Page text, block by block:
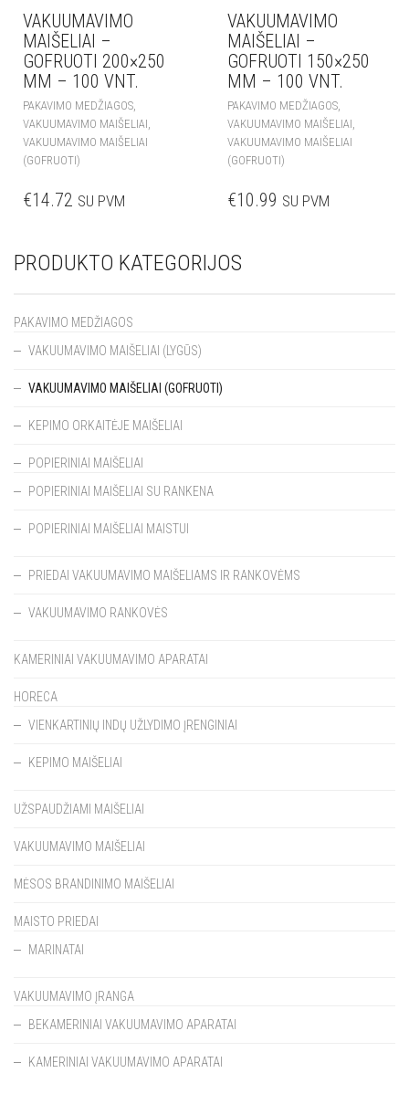
VAKUUMAVIMO
MAIŠELIAI –
GOFRUOTI 200×250
MM – 100 VNT.
PAKAVIMO MEDŽIAGOS
VAKUUMAVIMO MAIŠELIAI
VAKUUMAVIMO MAIŠELIAI
(GOFRUOTI)
€14.72 SU PVM
VAKUUMAVIMO
MAIŠELIAI –
GOFRUOTI 150×250
MM – 100 VNT.
PAKAVIMO MEDŽIAGOS
VAKUUMAVIMO MAIŠELIAI
VAKUUMAVIMO MAIŠELIAI
(GOFRUOTI)
€10.99 SU PVM
PRODUKTO KATEGORIJOS
PAKAVIMO MEDŽIAGOS
VAKUUMAVIMO MAIŠELIAI (LYGŪS)
VAKUUMAVIMO MAIŠELIAI (GOFRUOTI)
KEPIMO ORKAITĖJE MAIŠELIAI
POPIERINIAI MAIŠELIAI
POPIERINIAI MAIŠELIAI SU RANKENA
POPIERINIAI MAIŠELIAI MAISTUI
PRIEDAI VAKUUMAVIMO MAIŠELIAMS IR RANKOVĖMS
VAKUUMAVIMO RANKOVĖS
KAMERINIAI VAKUUMAVIMO APARATAI
HORECA
VIENKARTINIŲ INDŲ UŽLYDIMO ĮRENGINIAI
KEPIMO MAIŠELIAI
UŽSPAUDŽIAMI MAIŠELIAI
VAKUUMAVIMO MAIŠELIAI
MĖSOS BRANDINIMO MAIŠELIAI
MAISTO PRIEDAI
MARINATAI
VAKUUMAVIMO ĮRANGA
BEKAMERINIAI VAKUUMAVIMO APARATAI
KAMERINIAI VAKUUMAVIMO APARATAI